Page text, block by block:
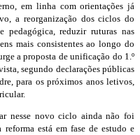
em linha com orientações já
a reorganização dos ciclos do
pedagógica, reduzir ruturas nas
mais consistentes ao longo do
a proposta de unificação do 1.º
segundo declarações públicas
para os próximos anos letivos,
nesse novo ciclo ainda não foi
está em fase de estudo e